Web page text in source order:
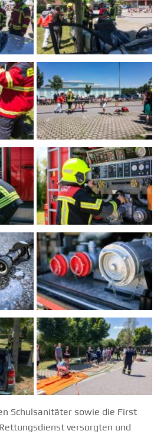
Schulsanitäter sowie die First
versorgten und